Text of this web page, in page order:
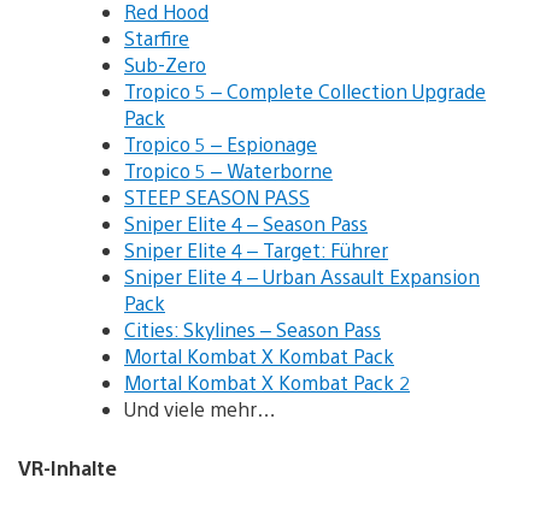
Red Hood
Starfire
Sub-Zero
Tropico 5 – Complete Collection Upgrade
Pack
Tropico 5 – Espionage
Tropico 5 – Waterborne
STEEP SEASON PASS
Sniper Elite 4 – Season Pass
Sniper Elite 4 – Target: Führer
Sniper Elite 4 – Urban Assault Expansion
Pack
Cities: Skylines – Season Pass
Mortal Kombat X Kombat Pack
Mortal Kombat X Kombat Pack 2
Und viele mehr…
VR-Inhalte